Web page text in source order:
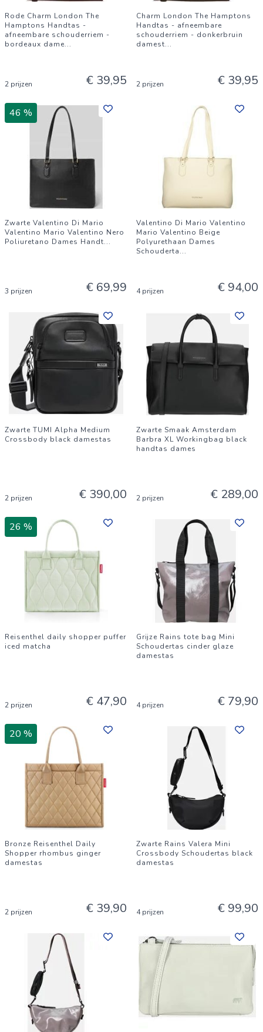
Rode Charm London The
Hamptons Handtas -
afneembare schouderriem -
bordeaux dame...
2 prijzen € 39,95
Charm London The Hamptons
Handtas - afneembare
schouderriem - donkerbruin
damest...
2 prijzen € 39,95
46 %
Zwarte Valentino Di Mario
Valentino Mario Valentino Nero
Poliuretano Dames Handt...
3 prijzen € 69,99
Valentino Di Mario Valentino
Mario Valentino Beige
Polyurethaan Dames
Schouderta...
4 prijzen € 94,00
Zwarte TUMI Alpha Medium
Crossbody black damestas
2 prijzen € 390,00
Zwarte Smaak Amsterdam
Barbra XL Workingbag black
handtas dames
2 prijzen € 289,00
26 %
Reisenthel daily shopper puffer
iced matcha
2 prijzen € 47,90
Grijze Rains tote bag Mini
Schoudertas cinder glaze
damestas
4 prijzen € 79,90
20 %
Bronze Reisenthel Daily
Shopper rhombus ginger
damestas
2 prijzen € 39,90
Zwarte Rains Valera Mini
Crossbody Schoudertas black
damestas
4 prijzen € 99,90